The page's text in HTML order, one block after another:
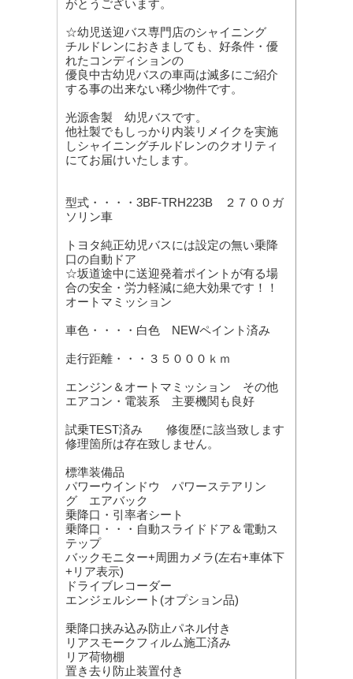
がとうございます。
☆幼児送迎バス専門店のシャイニング
チルドレンにおきましても、好条件・優
れたコンディションの
優良中古幼児バスの車両は滅多にご紹介
する事の出来ない稀少物件です。
光源舎製 幼児バスです。
他社製でもしっかり内装リメイクを実施
しシャイニングチルドレンのクオリティ
にてお届けいたします。
型式・・・・3BF-TRH223B ２７００ガ
ソリン車
トヨタ純正幼児バスには設定の無い乗降
口の自動ドア
☆坂道途中に送迎発着ポイントが有る場
合の安全・労力軽減に絶大効果です！！
オートマミッション
車色・・・・白色 NEWペイント済み
走行距離・・・３５０００ｋｍ
エンジン＆オートマミッション その他
エアコン・電装系 主要機関も良好
試乗TEST済み 修復歴に該当致します
修理箇所は存在致しません。
標準装備品
パワーウインドウ パワーステアリン
グ エアバック
乗降口・引率者シート
乗降口・・・自動スライドドア＆電動ス
テップ
バックモニター+周囲カメラ(左右+車体下
+リア表示)
ドライブレコーダー
エンジェルシート(オプション品)
乗降口挟み込み防止パネル付き
リアスモークフィルム施工済み
リア荷物棚
置き去り防止装置付き